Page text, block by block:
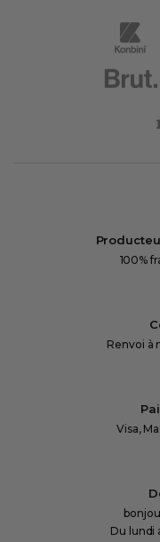
100%
Renvoi à
Visa,
Du lundi